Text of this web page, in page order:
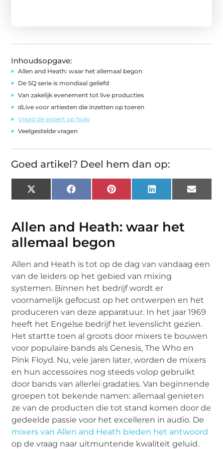
Inhoudsopgave:
Allen and Heath: waar het allemaal begon
De SQ serie is mondiaal geliefd
Van zakelijk evenement tot live producties
dLive voor artiesten die inzetten op toeren
Vraag de expert op hulp
Veelgestelde vragen
Goed artikel? Deel hem dan op:
X
(Twitter)
FacebookPinterest LinkedIn Email
Allen and Heath: waar het
allemaal begon
Allen and Heath is tot op de dag van vandaag een
van de leiders op het gebied van mixing
systemen. Binnen het bedrijf wordt er
voornamelijk gefocust op het ontwerpen en het
produceren van deze apparatuur. In het jaar 1969
heeft het Engelse bedrijf het levenslicht gezien.
Het startte toen al groots door mixers te bouwen
voor populaire bands als Genesis, The Who en
Pink Floyd. Nu, vele jaren later, worden de mixers
en hun accessoires nog steeds volop gebruikt
door bands van allerlei gradaties. Van beginnende
groepen tot bekende namen: allemaal genieten
ze van de producten die tot stand komen door de
gedeelde passie voor het excelleren in audio. De
mixers van Allen and Heath bieden het antwoord
op de vraag naar uitmuntende kwaliteit geluid.